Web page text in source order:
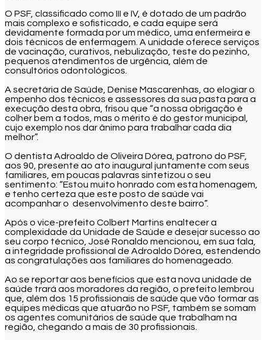
O PSF, classificado como III e IV, é dotado de um padrão
mais complexo e sofisticado, e cada equipe será
devidamente formada por um médico, uma enfermeira e
dois técnicos de enfermagem. A unidade oferece serviços
de vacinação, curativos, nebulização, teste do pezinho,
pequenos atendimentos de urgência, além de
consultórios odontológicos.
A secretária de Saúde, Denise Mascarenhas, ao elogiar o
empenho dos técnicos e assessores da sua pasta para a
execução desta obra, frisou que “a nossa obrigação é
colher bem a todos, mas o mérito é do gestor municipal,
cujo exemplo nos dar ânimo para trabalhar cada dia
melhor”.
O dentista Adroaldo de Oliveira Dórea, patrono do PSF,
aos 90, presente ao ato inaugural juntamente com seus
familiares, em poucas palavras sintetizou o seu
sentimento: “Estou muito honrado com esta homenagem,
e tenho certeza que este posto de saúde vai
acompanhar o desenvolvimento deste bairro”.
Após o vice-prefeito Colbert Martins enaltecer a
complexidade da Unidade de Saúde e desejar sucesso ao
seu corpo técnico, José Ronaldo mencionou, em sua fala,
a integridade profissional de Adroaldo Dórea, estendendo
as congratulações aos familiares do homenageado.
Ao se reportar aos benefícios que esta nova unidade de
saúde trará aos moradores da região, o prefeito lembrou
que, além dos 15 profissionais de saúde que vão formar as
equipes médicas que atuarão no PSF, também se somam
os agentes comunitários de saúde que trabalham na
região, chegando a mais de 30 profissionais.